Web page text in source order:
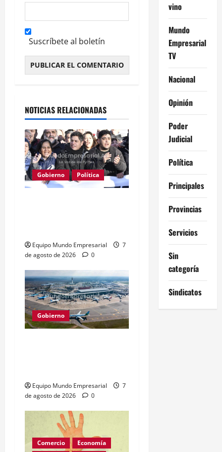
Suscríbete al boletín
NOTICIAS RELACIONADAS
Gobierno Política
Equipo Mundo Empresarial
7
de agosto de 2026
0
Gobierno
Equipo Mundo Empresarial
7
de agosto de 2026
0
Comercio
Economía
vino
Mundo
Empresarial
TV
Nacional
Opinión
Poder
Judicial
Política
Principales
Provincias
Servicios
Sin
categoría
Sindicatos